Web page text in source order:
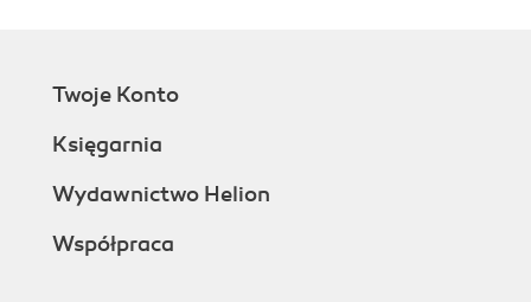
Twoje Konto
Księgarnia
Wydawnictwo Helion
Współpraca